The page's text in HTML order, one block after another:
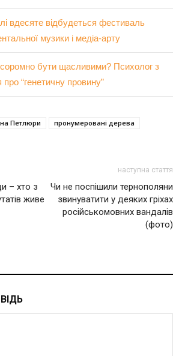
вдесяте відбудеться фестиваль
музики і медіа-арту
бути щасливими? Психолог з
“генетичну провину”
Петлюри
пронумеровані дерева
– хто з
живе
наступна стаття
Чи не поспішили тернополяни
звинуватити у деяких гріхах
російськомовних вандалів
(фото)